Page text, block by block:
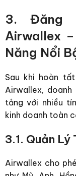
3. Đăng
Airwallex
Năng Nổi
Sau khi hoàn
Airwallex, doanh
tảng với nhiều
kinh doanh toàn
3.1. Quản
Airwallex cho